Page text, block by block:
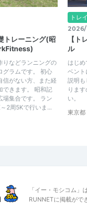
トレーニング(昭
りなどランニングの
グラムです。 初心
信がない方、また経
できます。 昭和記
場集合です。 ラン
2周5Kで行いま...
トレ
【ト
ル
はじ
ベント
説明も
りま
い。
東京都
「イー・モシコム
RUNNETに掲載がで